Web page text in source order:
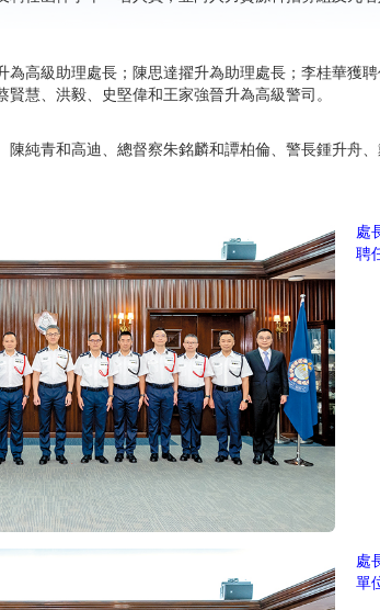
高級助理處長；陳思達擢升為助理處長；李桂華獲聘
慧、洪毅、史堅偉和王家強晉升為高級警司。
純青和高迪、總督察朱銘麟和譚柏倫、警長鍾升舟、
處
聘
處
單